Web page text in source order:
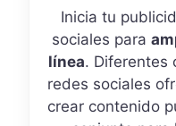
Inicia tu
sociales para
línea. Diferentes
redes sociales
crear contenido